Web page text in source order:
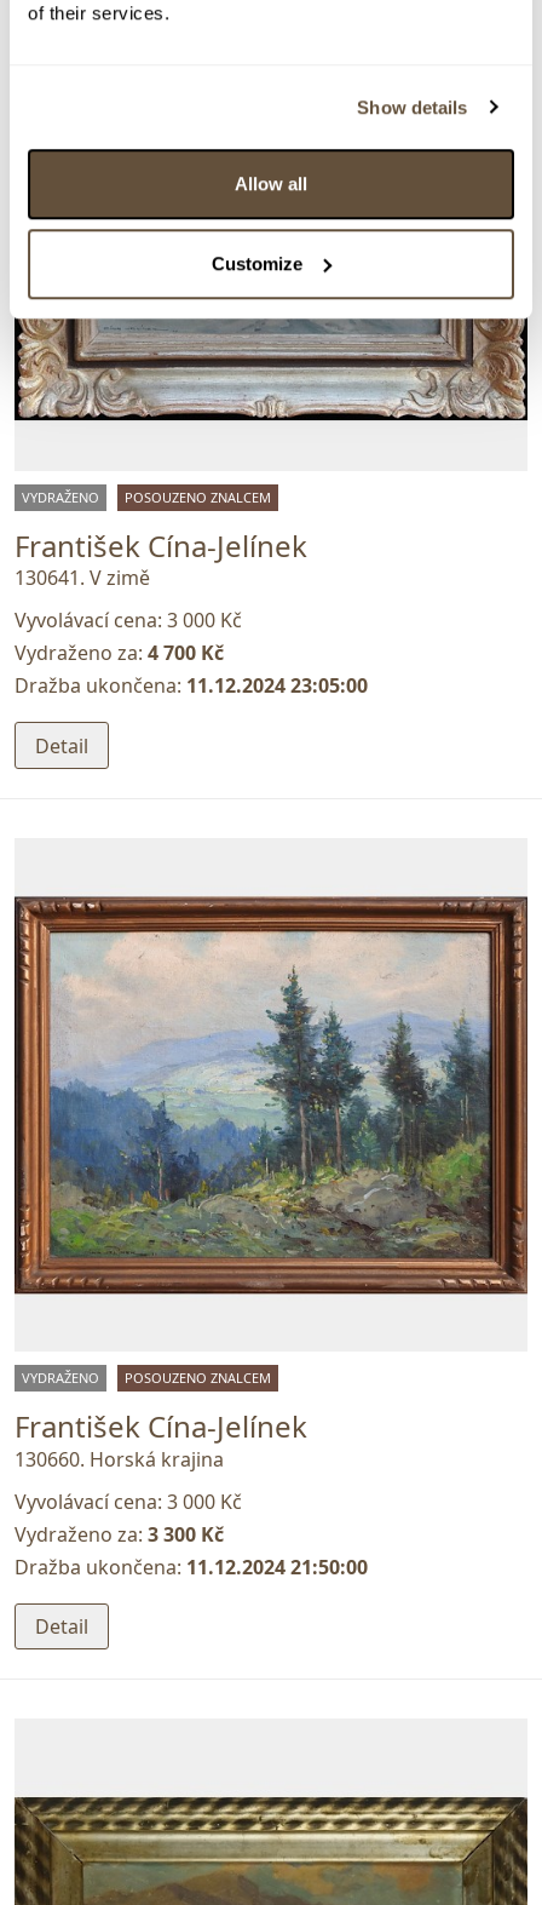
of their services.
Show details
Allow all
Customize
VYDRAŽENO POSOUZENO ZNALCEM
František Cína-Jelínek
130641. V zimě
Vyvolávací cena: 3 000 Kč
Vydraženo za: 4 700 Kč
Dražba ukončena: 11.12.2024 23:05:00
Detail
VYDRAŽENO POSOUZENO ZNALCEM
František Cína-Jelínek
130660. Horská krajina
Vyvolávací cena: 3 000 Kč
Vydraženo za: 3 300 Kč
Dražba ukončena: 11.12.2024 21:50:00
Detail